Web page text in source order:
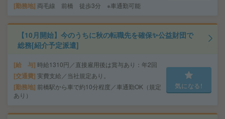
勤務地 両毛線 前橋 徒歩3分 ※車通勤可能
【10月開始】今のうちに秋の転職先を確保✨公益財団で
総務[紹介予定派遣]
給 与 時給1310円／直接雇用後は賞与あり：年2回
交通費 実費支給／当社規定あり。
勤務地 前橋駅から車で約10分程度／車通勤OK（規定
あり）
気になる!